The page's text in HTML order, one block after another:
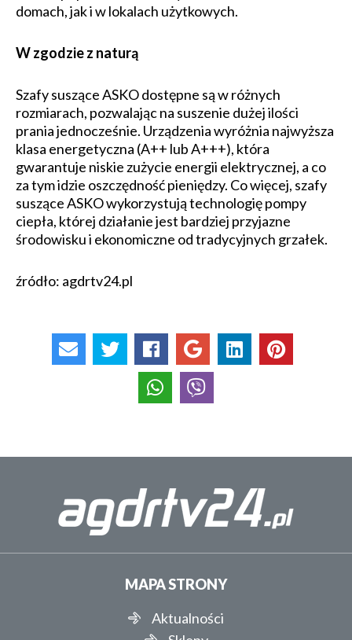
domach, jak i w lokalach użytkowych.
W zgodzie z naturą
Szafy suszące ASKO dostępne są w różnych
rozmiarach, pozwalając na suszenie dużej ilości
prania jednocześnie. Urządzenia wyróżnia najwyższa
klasa energetyczna (A++ lub A+++), która
gwarantuje niskie zużycie energii elektrycznej, a co
za tym idzie oszczędność pieniędzy. Co więcej, szafy
suszące ASKO wykorzystują technologię pompy
ciepła, której działanie jest bardziej przyjazne
środowisku i ekonomiczne od tradycyjnych grzałek.
źródło: agdrtv24.pl
MAPA STRONY
Aktualności